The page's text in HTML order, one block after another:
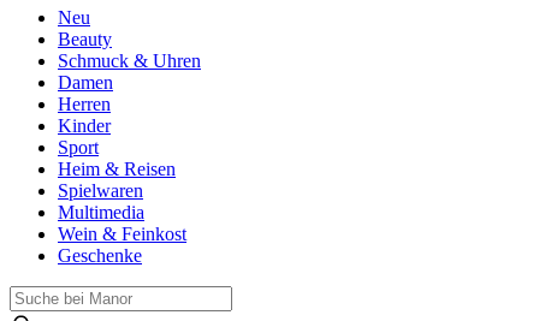
Neu
Beauty
Schmuck & Uhren
Damen
Herren
Kinder
Sport
Heim & Reisen
Spielwaren
Multimedia
Wein & Feinkost
Geschenke